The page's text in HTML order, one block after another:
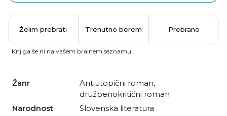
Žanr antiutopični roman,
družbenokritični roman
Narodnost
slovenska literatura
Želim prebrati Trenutno berem Prebrano
Knjiga še ni na vašem bralnem seznamu.